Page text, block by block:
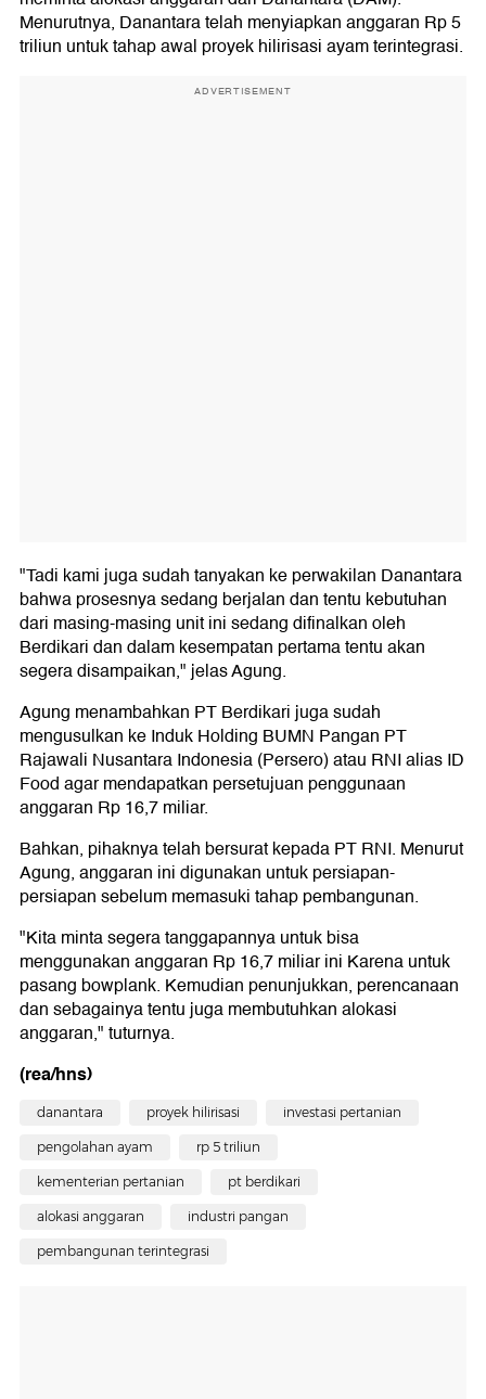
Menurutnya, Danantara telah menyiapkan anggaran Rp 5
triliun untuk tahap awal proyek hilirisasi ayam terintegrasi.
ADVERTISEMENT
"Tadi kami juga sudah tanyakan ke perwakilan Danantara
bahwa prosesnya sedang berjalan dan tentu kebutuhan
dari masing-masing unit ini sedang difinalkan oleh
Berdikari dan dalam kesempatan pertama tentu akan
segera disampaikan," jelas Agung.
Agung menambahkan PT Berdikari juga sudah
mengusulkan ke Induk Holding BUMN Pangan PT
Rajawali Nusantara Indonesia (Persero) atau RNI alias ID
Food agar mendapatkan persetujuan penggunaan
anggaran Rp 16,7 miliar.
Bahkan, pihaknya telah bersurat kepada PT RNI. Menurut
Agung, anggaran ini digunakan untuk persiapan-
persiapan sebelum memasuki tahap pembangunan.
"Kita minta segera tanggapannya untuk bisa
menggunakan anggaran Rp 16,7 miliar ini Karena untuk
pasang bowplank. Kemudian penunjukkan, perencanaan
dan sebagainya tentu juga membutuhkan alokasi
anggaran," tuturnya.
(rea/hns)
danantara proyek hilirisasi investasi pertanian
pengolahan ayam rp 5 triliun
kementerian pertanian pt berdikari
alokasi anggaran industri pangan
pembangunan terintegrasi